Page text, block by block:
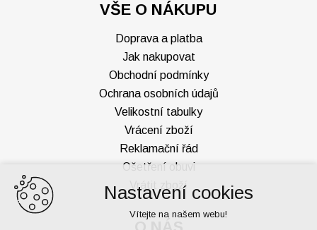
VŠE O NÁKUPU
Doprava a platba
Jak nakupovat
Obchodní podmínky
Ochrana osobních údajů
Velikostní tabulky
Vrácení zboží
Reklamační řád
Ošetření obuvi
Vrátit zboží
Nastavení cookies
Vítejte na našem webu!